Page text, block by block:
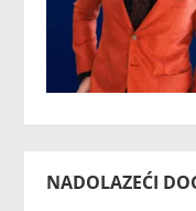
NADOLAZEĆI